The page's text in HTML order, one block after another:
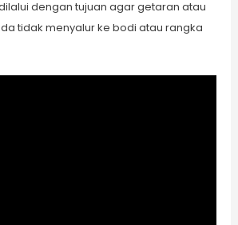
dengan tujuan agar getaran atau
tidak menyalur ke bodi atau rangka